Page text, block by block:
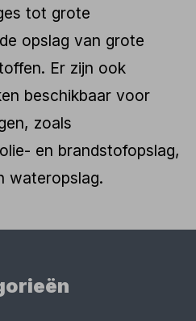
tot grote
opslag van grote
Er zijn ook
beschikbaar voor
zoals
en brandstofopslag,
wateropslag.